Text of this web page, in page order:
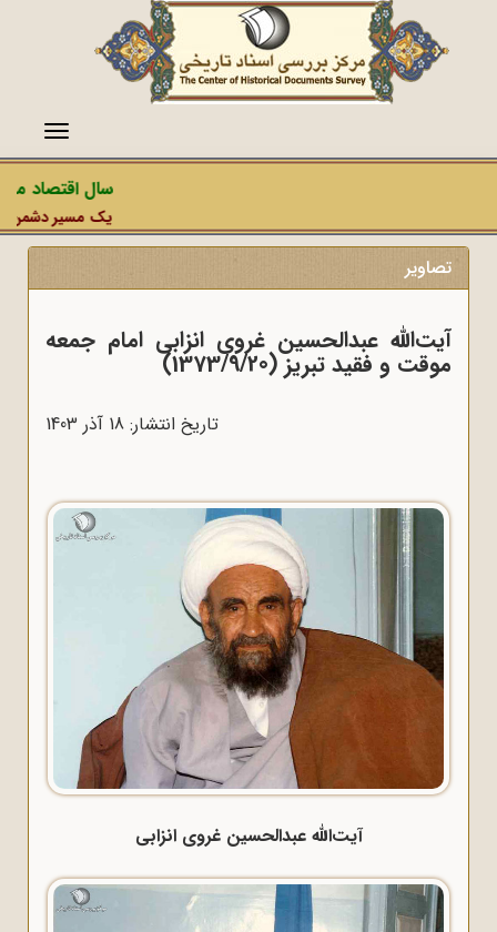
منو
سال اقتصاد
یک مسیر دشمن،
تصاویر
آیت‌الله عبدالحسین غروی انزابی امام جمعه
موقت و فقید تبریز (1373/9/20)
تاریخ انتشار: 18 آذر 1403
آیت‌الله عبدالحسین غروی انزابی